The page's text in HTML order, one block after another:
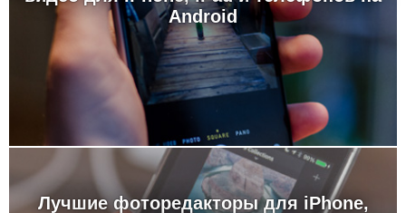
Android
Лучшие фоторедакторы для iPhone,